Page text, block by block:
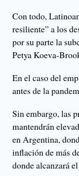
Con todo,
resiliente” a los
por su parte la
Petya Koeva-
En el caso del
antes de la
Sin embargo, las
mantendrán
en Argentina,
inflación de más
donde alcanzará